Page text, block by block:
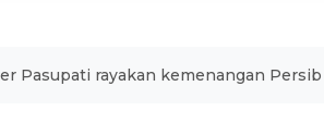
Pasupati rayakan kemenangan